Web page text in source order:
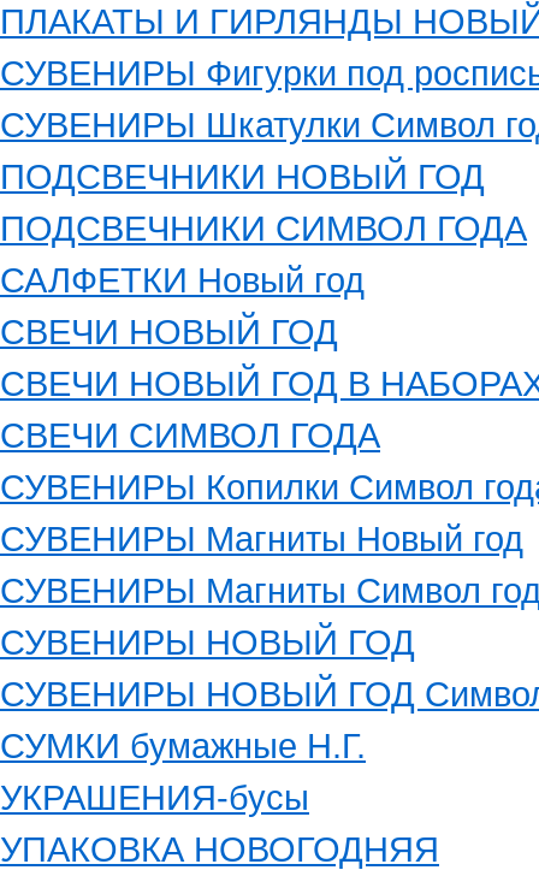
ПЛАКАТЫ И ГИРЛЯНДЫ
СУВЕНИРЫ Фигурки под
СУВЕНИРЫ Шкатулки Символ
ПОДСВЕЧНИКИ НОВЫЙ ГОД
ПОДСВЕЧНИКИ СИМВОЛ ГОДА
САЛФЕТКИ Новый год
СВЕЧИ НОВЫЙ ГОД
СВЕЧИ НОВЫЙ ГОД В
СВЕЧИ СИМВОЛ ГОДА
СУВЕНИРЫ Копилки Символ
СУВЕНИРЫ Магниты Новый год
СУВЕНИРЫ Магниты Символ
СУВЕНИРЫ НОВЫЙ ГОД
СУВЕНИРЫ НОВЫЙ ГОД Символ
СУМКИ бумажные Н.Г.
УКРАШЕНИЯ-бусы
УПАКОВКА НОВОГОДНЯЯ